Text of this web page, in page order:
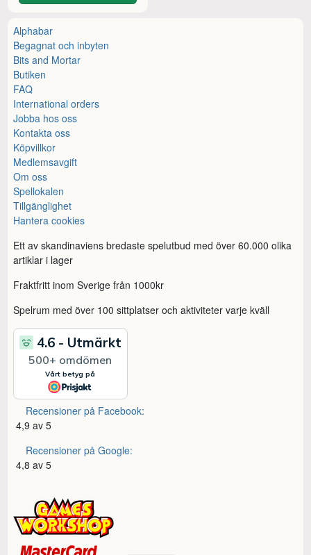
Alphabar
Begagnat och inbyten
Bits and Mortar
Butiken
FAQ
International orders
Jobba hos oss
Kontakta oss
Köpvillkor
Medlemsavgift
Om oss
Spellokalen
Tillgänglighet
Hantera cookies
Ett av skandinaviens bredaste spelutbud med över 60.000 olika
artiklar i lager
Fraktfritt inom Sverige från 1000kr
Spelrum med över 100 sittplatser och aktiviteter varje kväll
Recensioner på Facebook:
4,9 av 5
Recensioner på Google:
4,8 av 5